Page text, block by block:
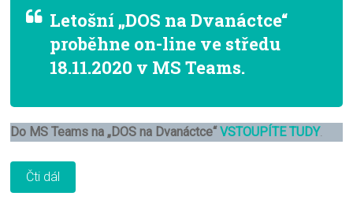
Letošní „DOS na Dvanáctce“
proběhne on-line ve středu
18.11.2020 v MS Teams.
Do MS Teams na „DOS na Dvanáctce“ VSTOUPÍTE TUDY.
Čti dál